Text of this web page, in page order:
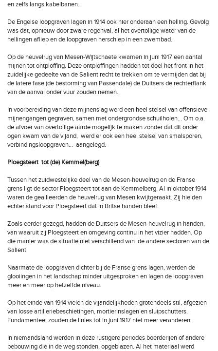
en zelfs langs kabelbanen.
De Engelse loopgraven lagen in 1914 ook hier onderaan een helling. Gevolg
was dat, opnieuw door zware regenval, al het overtollige water van de
hellingen afliep en de loopgraven herschiep in een zwembad.
Op de heuvelrug van Mesen-Wijtschaete kwamen in juni 1917 een aantal
mijnen tot ontploffing. Deze ontploffingen hadden tot doel het front in het
zuidelijke gedeelte van de Salient recht te trekken om te vermijden dat bij
de latere fase (de bestorming van Passendale) de Duitsers de rechterflank
van de aanval onder vuur zouden nemen.
In voorbereiding van deze mijnenslag werd een heel stelsel van offensieve
mijnengangen gegraven, samen met ondergrondse schuilholen… Om o.a.
de afvoer van overtollige aarde mogelijk te maken zonder dat dit onder
ogen kwam van de vijand, werd er ook een heel stelsel van smalsporen,
verbindingsloopgraven… aangelegd.
Ploegsteert tot (de) Kemmel(berg)
Tussen het zuidwestelijke deel van de Mesen-heuvelrug en de Franse
grens ligt de sector Ploegsteert tot aan de Kemmelberg. Al in oktober 1914
waren de geallieerden de heuvelrug van Mesen kwijtgeraakt. Zij hielden
echter stand voor Ploegsteert dat in Britse handen bleef.
Zoals eerder gezegd, hadden de Duitsers de Mesen-heuvelrug in handen,
van waaruit zij Ploegsteert en omgeving continu in het vizier hadden. Op
die manier was de situatie niet verschillend van de andere sectoren van de
Salient.
Naarmate de loopgraven dichter bij de Franse grens lagen, werden de
glooiingen in het landschap minder uitgesproken en lagen de loopgraven
meer en meer op hetzelfde niveau.
Op het einde van 1914 vielen de vijandelijkheden grotendeels stil, afgezien
van losse artilleriebeschietingen, mortierinslagen en sluipschutters.
Fundamenteel zouden de linies tot in juni 1917 niet meer veranderen.
In niemandsland werden in deze rustigere periodes boerderijen of andere
bebouwing die in de weg stonden, opgeblazen. Al het materiaal werd